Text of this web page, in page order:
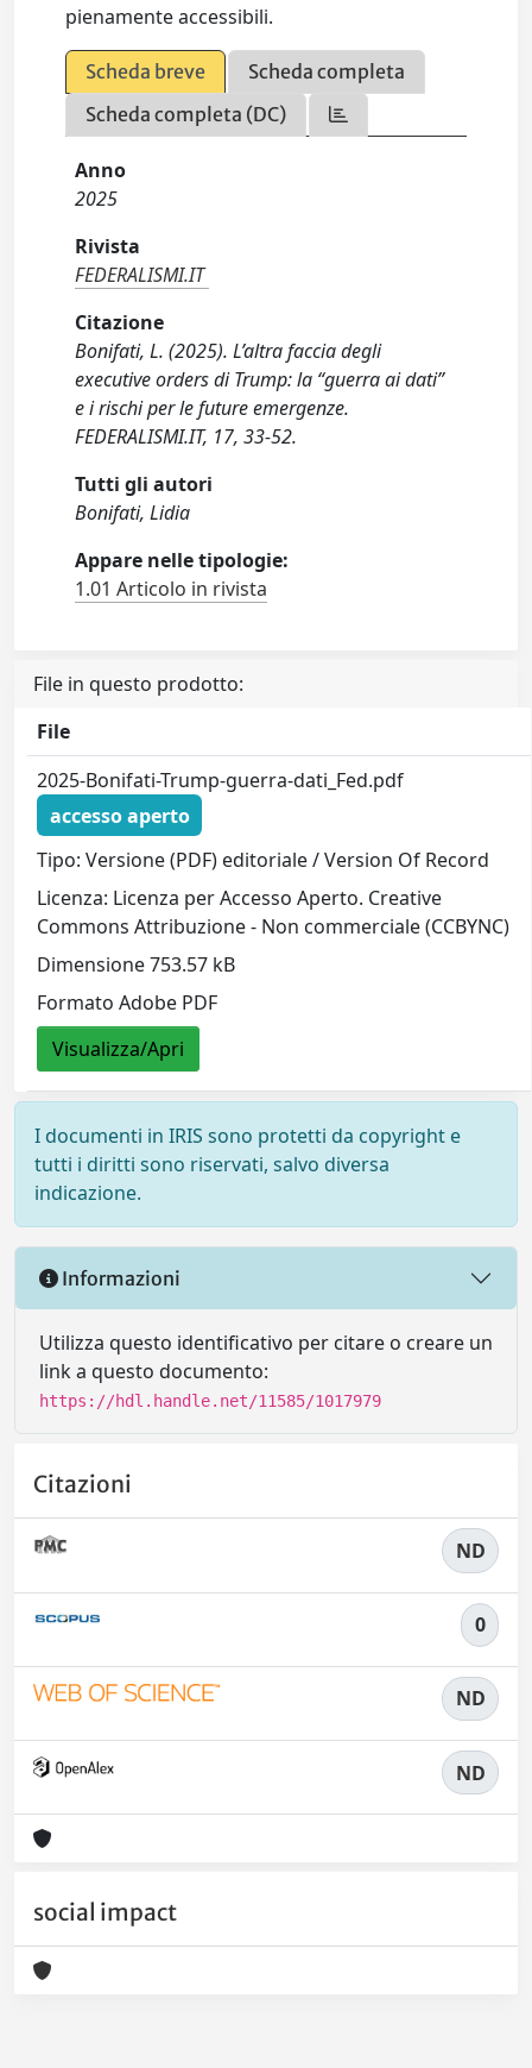
pienamente accessibili.
Scheda breve
Scheda completa
Scheda completa (DC)
Anno
2025
Rivista
FEDERALISMI.IT
Citazione
Bonifati, L. (2025). L’altra faccia degli
executive orders di Trump: la “guerra ai dati”
e i rischi per le future emergenze.
FEDERALISMI.IT, 17, 33-52.
Tutti gli autori
Bonifati, Lidia
Appare nelle tipologie:
1.01 Articolo in rivista
File in questo prodotto:
File
2025-Bonifati-Trump-guerra-dati_Fed.pdf
accesso aperto
Tipo: Versione (PDF) editoriale / Version Of Record
Licenza: Licenza per Accesso Aperto. Creative
Commons Attribuzione - Non commerciale (CCBYNC)
Dimensione 753.57 kB
Formato Adobe PDF
Visualizza/Apri
I documenti in IRIS sono protetti da copyright e
tutti i diritti sono riservati, salvo diversa
indicazione.
Informazioni
Utilizza questo identificativo per citare o creare un
link a questo documento:
https://hdl.handle.net/11585/1017979
Citazioni
ND
0
ND
ND
social impact